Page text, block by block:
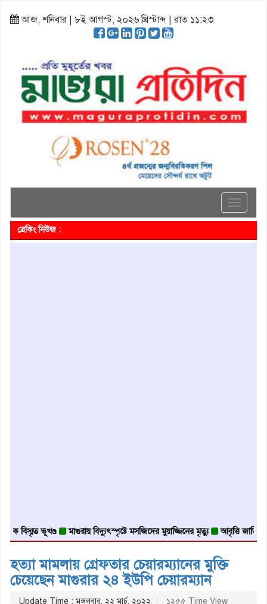
আজ, শনিবার | ৮ই আগস্ট, ২০২৬ খ্রিস্টাব্দ | রাত ১১:২৩
Toggle
ব্রেকিং নিউজ :
ভূখণ্ড মাগুরায় বিদ্যুৎস্পৃষ্টে মসজিদের মুয়াজ্জিনের মৃত্যু আবৃত্তি জাতির
হত্যা মামলায় গ্রেফতার চেয়ারম্যানের মুক্তি
চেয়েছেন মাগুরার ২৪ ইউপি চেয়ারম্যান
Update Time : মঙ্গলবার, ২২ মার্চ, ২০২২ ১২৫৫ Time View